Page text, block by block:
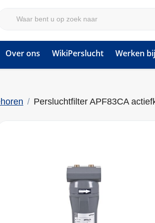
Over ons WikiPerslucht Werken bij
Persluchtfilter APF83CA